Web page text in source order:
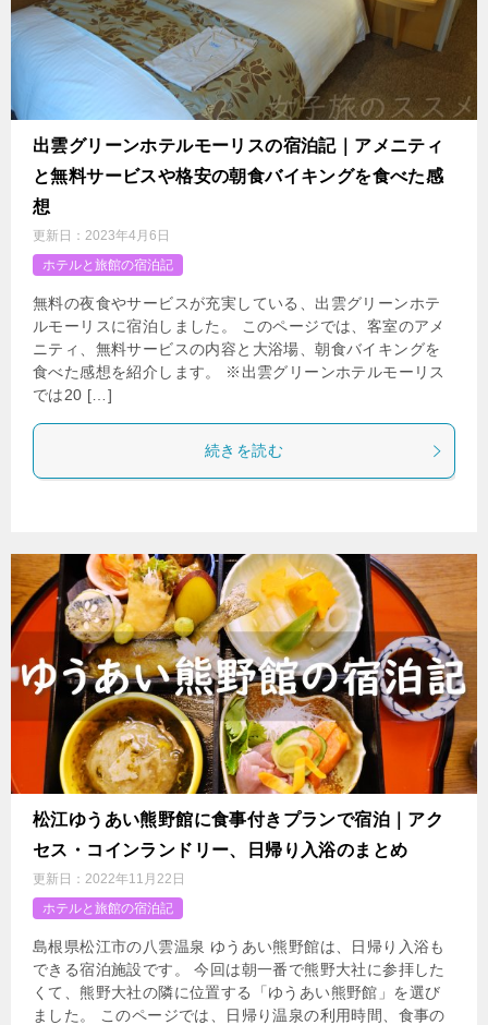
出雲グリーンホテルモーリスの宿泊記｜アメニティ
と無料サービスや格安の朝食バイキングを食べた感
想
更新日： 2023年4月6日
ホテルと旅館の宿泊記
無料の夜食やサービスが充実している、出雲グリーンホテ
ルモーリスに宿泊しました。 このページでは、客室のアメ
ニティ、無料サービスの内容と大浴場、朝食バイキングを
食べた感想を紹介します。 ※出雲グリーンホテルモーリス
では20 […]
続きを読む
松江ゆうあい熊野館に食事付きプランで宿泊｜アク
セス・コインランドリー、日帰り入浴のまとめ
更新日： 2022年11月22日
ホテルと旅館の宿泊記
島根県松江市の八雲温泉 ゆうあい熊野館は、日帰り入浴も
できる宿泊施設です。 今回は朝一番で熊野大社に参拝した
くて、熊野大社の隣に位置する「ゆうあい熊野館」を選び
ました。 このページでは、日帰り温泉の利用時間、食事の